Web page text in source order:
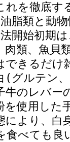
れを徹底す
脂類と動
開始初期
肉類、魚貝
できるだけ
(グルテン
牛のレバー
を使用した
により、白
食べても良